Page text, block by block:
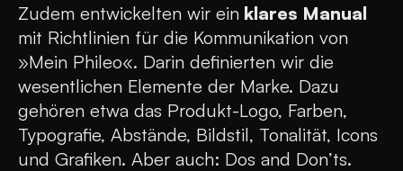
Zudem entwickelten wir ein klares Manual
mit Richtlinien für die Kommunikation von
»Mein Phileo«. Darin definierten wir die
wesentlichen Elemente der Marke. Dazu
gehören etwa das Produkt-Logo, Farben,
Typografie, Abstände, Bildstil, Tonalität, Icons
und Grafiken. Aber auch: Dos and Don’ts.